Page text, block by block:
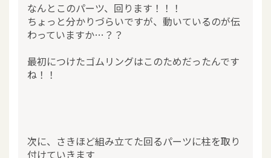
なんとこのパーツ、回ります！！！
ちょっと分かりづらいですが、動いているのが伝
わっていますか…？？
最初につけたゴムリングはこのためだったんです
ね！！
次に、さきほど組み立てた回るパーツに柱を取り
付けていきます